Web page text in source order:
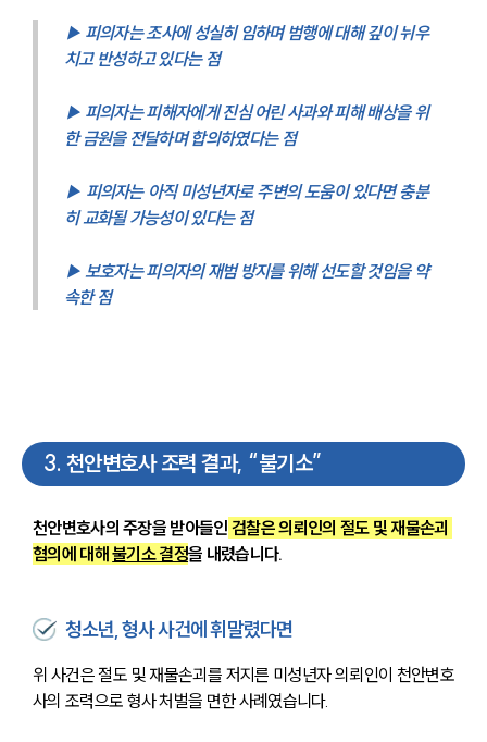
▶ 피의자는 조사에 성실히 임하며 범행에 대해 깊이 뉘우
치고 반성하고 있다는 점
▶ 피의자는 피해자에게 진심 어린 사과와 피해 배상을 위
한 금원을 전달하며 합의하였다는 점
▶ 피의자는 아직 미성년자로 주변의 도움이 있다면 충분
히 교화될 가능성이 있다는 점
▶ 보호자는 피의자의 재범 방지를 위해 선도할 것임을 약
속한 점
3. 천안변호사 조력 결과, “불기소”
천안변호사의 주장을 받아들인 검찰은 의뢰인의 절도 및 재물손괴
혐의에 대해 불기소 결정을 내렸습니다.
청소년, 형사 사건에 휘말렸다면
위 사건은 절도 및 재물손괴를 저지른 미성년자 의뢰인이 천안변호
사의 조력으로 형사 처벌을 면한 사례였습니다.